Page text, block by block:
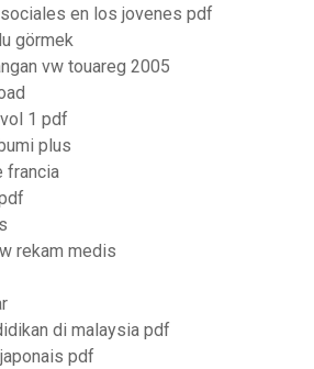
en los jovenes pdf
görmek
vw touareg 2005
1 pdf
plus
francia
rekam medis
di malaysia pdf
pdf